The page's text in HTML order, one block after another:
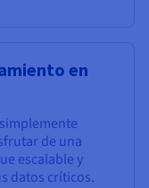
en
de una
escalable y
datos críticos.